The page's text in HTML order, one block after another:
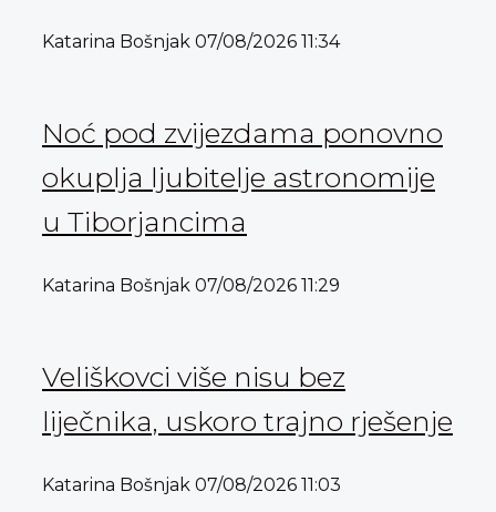
Katarina Bošnjak 07/08/2026 11:34
Noć pod zvijezdama ponovno
okuplja ljubitelje astronomije
u Tiborjancima
Katarina Bošnjak 07/08/2026 11:29
Veliškovci više nisu bez
liječnika, uskoro trajno rješenje
Katarina Bošnjak 07/08/2026 11:03